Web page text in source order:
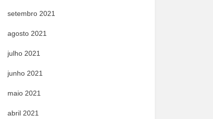
setembro 2021
agosto 2021
julho 2021
junho 2021
maio 2021
abril 2021